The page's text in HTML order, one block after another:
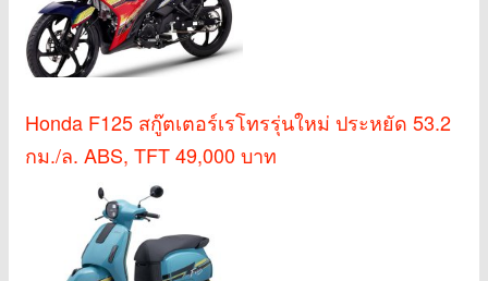
Honda F125 สกู๊ตเตอร์เรโทรรุ่นใหม่ ประหยัด 53.2
กม./ล. ABS, TFT 49,000 บาท